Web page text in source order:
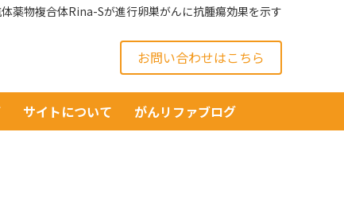
薬物複合体Rina-Sが進行卵巣がんに抗腫瘍効果を示す
お問い合わせはこちら
サイトについて がんリファブログ